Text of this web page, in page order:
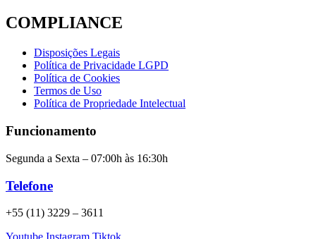
COMPLIANCE
Disposições Legais
Política de Privacidade LGPD
Política de Cookies
Termos de Uso
Política de Propriedade Intelectual
Funcionamento
Segunda a Sexta – 07:00h às 16:30h
Telefone
+55 (11) 3229 – 3611